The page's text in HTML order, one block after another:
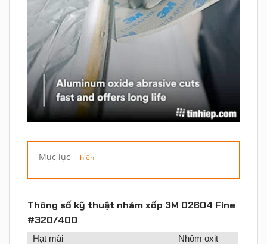
Mục lục hiện
Thông số kỹ thuật nhám xốp 3M 02604 Fine
#320/400
Hạt mài
Nhôm oxit